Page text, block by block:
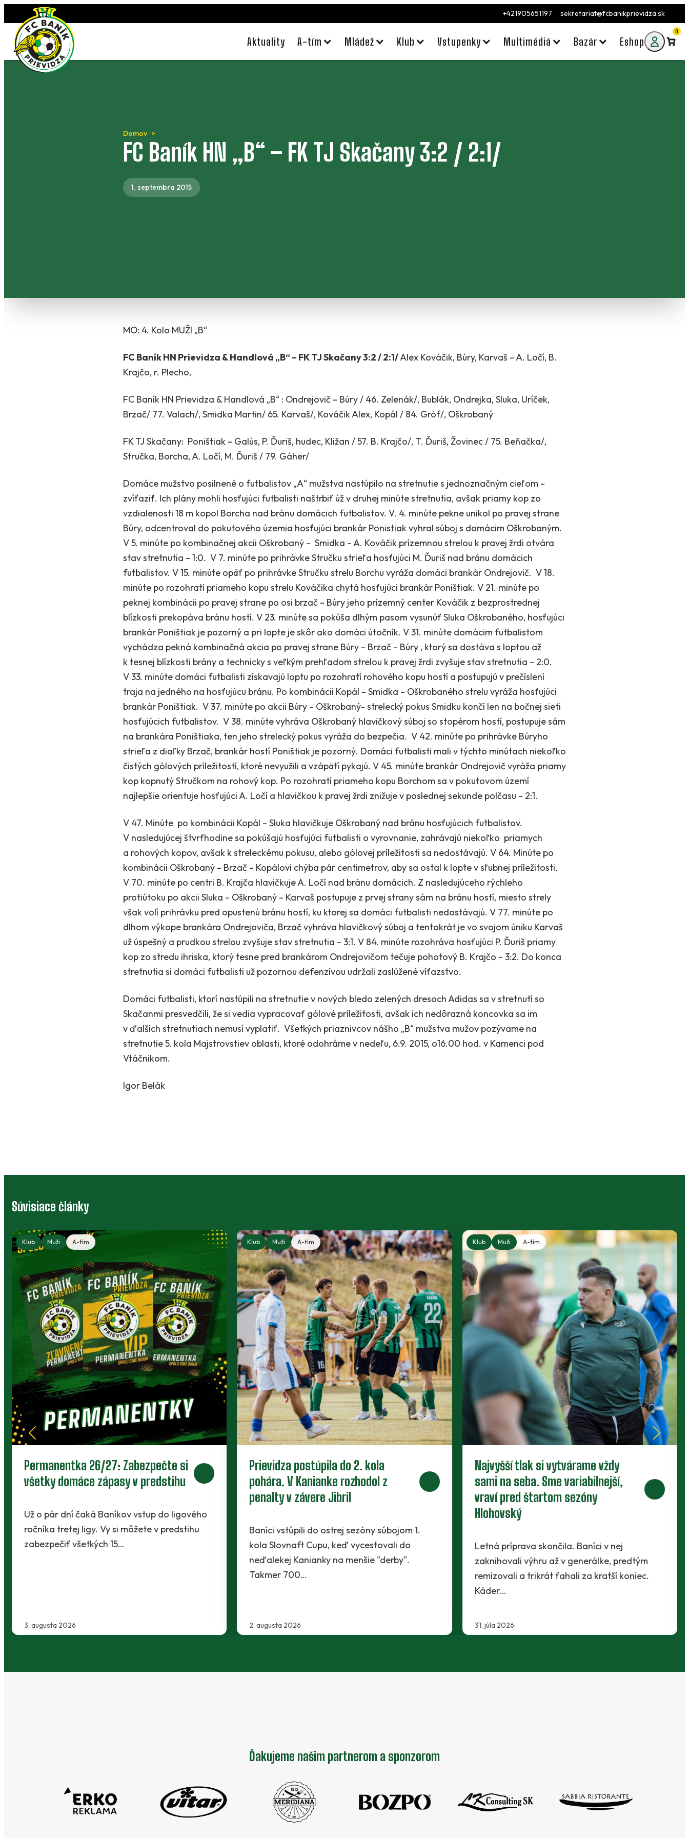
Preskočiť
na
obsah
+421905651197 sekretariat@fcbanikprievidza.sk
Aktuality A-tím Mládež Klub Vstupenky Multimédiá Bazár Eshop
0
Domov
FC Baník HN „B“ – FK TJ Skačany 3:2 / 2:1/
1. septembra 2015
MO: 4. Kolo MUŽI „B“
FC Baník HN Prievidza & Handlová „B“ – FK TJ Skačany 3:2 / 2:1/Alex Kováčik, Búry, Karvaš – A. Ločí, B.
Krajčo, r. Plecho,
FC Baník HN Prievidza & Handlová „B“ : Ondrejovič – Búry / 46. Zelenák/, Bublák, Ondrejka, Sluka, Uríček,
Brzač/ 77. Valach/, Smidka Martin/ 65. Karvaš/, Kováčik Alex, Kopál / 84. Gróf/, Oškrobaný
FK TJ Skačany: Poništiak – Galús, P. Ďuriš, hudec, Kližan / 57. B. Krajčo/, T. Ďuriš, Žovinec / 75. Beňačka/,
Stručka, Borcha, A. Ločí, M. Ďuriš / 79. Gáher/
Domáce mužstvo posilnené o futbalistov „A“ mužstva nastúpilo na stretnutie s jednoznačným cieľom –
zvíťaziť. Ich plány mohli hosťujúci futbalisti naštrbiť úž v druhej minúte stretnutia, avšak priamy kop zo
vzdialenosti 18 m kopol Borcha nad bránu domácich futbalistov. V. 4. minúte pekne unikol po pravej strane
Búry, odcentroval do pokutového územia hosťujúci brankár Ponistiak vyhral súboj s domácim Oškrobaným.
V 5. minúte po kombinačnej akcii Oškrobaný – Smidka – A. Kováčik prízemnou strelou k pravej žrdi otvára
stav stretnutia – 1:0. V 7. minúte po prihrávke Stručku strieľa hosťujúci M. Ďuriš nad bránu domácich
futbalistov. V 15. minúte opäť po prihrávke Stručku strelu Borchu vyráža domáci brankár Ondrejovič. V 18.
minúte po rozohratí priameho kopu strelu Kováčika chytá hosťujúci brankár Poništiak. V 21. minúte po
peknej kombinácii po pravej strane po osi brzač – Búry jeho prízemný center Kováčik z bezprostrednej
blízkosti prekopáva bránu hostí. V 23. minúte sa pokúša dlhým pasom vysunúť Sluka Oškrobaného, hosťujúci
brankár Poništiak je pozorný a pri lopte je skôr ako domáci útočník. V 31. minúte domácim futbalistom
vychádza pekná kombinačná akcia po pravej strane Búry – Brzač – Búry , ktorý sa dostáva s loptou až
k tesnej blízkosti brány a technicky s veľkým prehľadom strelou k pravej žrdi zvyšuje stav stretnutia – 2:0.
V 33. minúte domáci futbalisti získavajú loptu po rozohratí rohového kopu hostí a postupujú v prečíslení
traja na jedného na hosťujúcu bránu. Po kombinácii Kopál – Smidka – Oškrobaného strelu vyráža hosťujúci
brankár Poništiak. V 37. minúte po akcii Búry – Oškrobaný- strelecký pokus Smidku končí len na bočnej sieti
hosťujúcich futbalistov. V 38. minúte vyhráva Oškrobaný hlavičkový súboj so stopérom hostí, postupuje sám
na brankára Poništiaka, ten jeho strelecký pokus vyráža do bezpečia. V 42. minúte po prihrávke Búryho
strieľa z diaľky Brzač, brankár hostí Poništiak je pozorný. Domáci futbalisti mali v týchto minútach niekoľko
čistých gólových príležitostí, ktoré nevyužili a vzápätí pykajú. V 45. minúte brankár Ondrejovič vyráža priamy
kop kopnutý Stručkom na rohový kop. Po rozohratí priameho kopu Borchom sa v pokutovom území
najlepšie orientuje hosťujúci A. Ločí a hlavičkou k pravej žrdi znižuje v poslednej sekunde polčasu – 2:1.
V 47. Minúte po kombinácii Kopál – Sluka hlavičkuje Oškrobaný nad bránu hosťujúcich futbalistov.
V nasledujúcej štvrťhodine sa pokúšajú hosťujúci futbalisti o vyrovnanie, zahrávajú niekoľko priamych
a rohových kopov, avšak k streleckému pokusu, alebo gólovej príležitosti sa nedostávajú. V 64. Minúte po
kombinácii Oškrobaný – Brzač – Kopálovi chýba pár centimetrov, aby sa ostal k lopte v sľubnej príležitosti.
V 70. minúte po centri B. Krajča hlavičkuje A. Ločí nad bránu domácich. Z nasledujúceho rýchleho
protiútoku po akcii Sluka – Oškrobaný – Karvaš postupuje z prvej strany sám na bránu hostí, miesto strely
však volí prihrávku pred opustenú bránu hostí, ku ktorej sa domáci futbalisti nedostávajú. V 77. minúte po
dlhom výkope brankára Ondrejoviča, Brzač vyhráva hlavičkový súboj a tentokrát je vo svojom úniku Karvaš
už úspešný a prudkou strelou zvyšuje stav stretnutia – 3:1. V 84. minúte rozohráva hosťujúci P. Ďuriš priamy
kop zo stredu ihriska, ktorý tesne pred brankárom Ondrejovičom tečuje pohotový B. Krajčo – 3:2. Do konca
stretnutia si domáci futbalisti už pozornou defenzívou udržali zaslúžené víťazstvo.
Domáci futbalisti, ktorí nastúpili na stretnutie v nových bledo zelených dresoch Adidas sa v stretnutí so
Skačanmi presvedčili, že si vedia vypracovať gólové príležitosti, avšak ich nedôrazná koncovka sa im
v ďalších stretnutiach nemusí vyplatiť. Všetkých priaznivcov nášho „B“ mužstva mužov pozývame na
stretnutie 5. kola Majstrovstiev oblasti, ktoré odohráme v nedeľu, 6.9. 2015, o16.00 hod. v Kamenci pod
Vtáčnikom.
Igor Belák
Súvisiace články
Klubový bazár: výstroj, ktorá môže
poslúžiť ďalej
30. júla 2026
Deti rastú, no športové oblečenie a vybavenie
môžu dobre poslúžiť niekomu ďalšiemu.
Klubový bazár prepája rodičov, členov a ľudí
okolo Baníka.
Klub Muži A-tím
Piaty legionár do partie. Za Baník
bude hrať ofenzívny stredopoliar
Radchenko
30. júla 2026
Káder Prievidze sa rozšíril najnovšie o
Maksyma Radchenka. Legionár z Ukrajiny sa s
Baníkmi dohodol na pôsobení minimálne do
konca…
Klub Muži A-tím
Nové zmluvy pre trojicu
perspektívnych dorastencov
29. júla 2026
Tesne pred štartom novej sezóny presvedčili
Filip Krpelan a Ľudovít Lenhart. Prví dvaja…
Ďakujeme našim partnerom a sponzorom